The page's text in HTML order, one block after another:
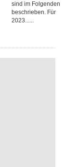
sind im Folgenden
beschrieben. Für
2023......